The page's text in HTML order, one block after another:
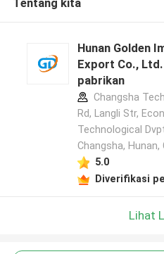
Tentang kita
Hunan Golden
Export Co.,
pabrikan
Changsha
Rd, Langli Str,
Technological
Changsha, Hunan,
5.0
Diverifikasi
Lihat